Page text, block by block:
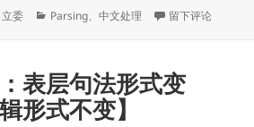
作
立委
分
Parsing、中文处理 于【李白104: 孤
留下评论
表层句法形式变
形式不变】